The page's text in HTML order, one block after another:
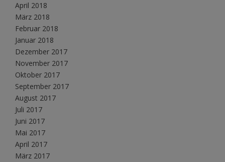
April 2018
März 2018
Februar 2018
Januar 2018
Dezember 2017
November 2017
Oktober 2017
September 2017
August 2017
Juli 2017
Juni 2017
Mai 2017
April 2017
März 2017